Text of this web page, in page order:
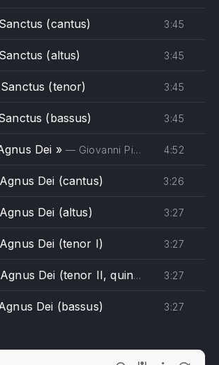
(cantus) 3:45
(altus) 3:45
(tenor) 3:45
(bassus) 3:45
Dei » — Giovanni Pierluigi da Palestrina - Oxford Camerata, Jeremy Summerly 4:52
Dei (cantus) 3:26
Dei (altus) 3:27
Dei (tenor I) 3:27
Dei (tenor II, quintus) 3:27
Dei (bassus) 3:27